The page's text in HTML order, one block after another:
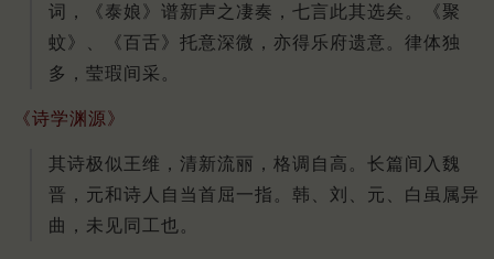
词，《泰娘》谱新声之凄奏，七言此其选矣。《聚
蚊》、《百舌》托意深微，亦得乐府遗意。律体独
多，莹瑕间采。
《诗学渊源》
其诗极似王维，清新流丽，格调自高。长篇间入魏
晋，元和诗人自当首屈一指。韩、刘、元、白虽属异
曲，未见同工也。